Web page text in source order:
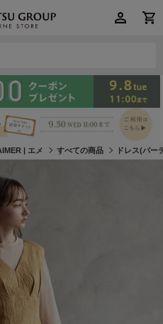
| エメ すべての商品 ドレス(パー